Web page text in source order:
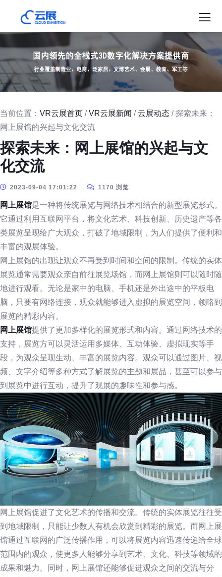
当前位置： VR云展首页 /VR云展新闻 /云展动态 / 探索未来：
网上展馆的兴起与文化交流
探索未来：网上展馆的兴起与文
化交流
2023-09-04 17:01:22 1170 浏览
网上展馆是一种将传统展览与网络技术相结合的新型展览形式。
它通过利用互联网平台，将文化艺术、科技创新、历史遗产等各
类展览呈现给广大观众，打破了地域限制，为人们提供了便利和
丰富的观展体验。
网上展馆的出现让观众不再受到时间和空间的限制。传统的实体
展览通常需要观众亲自前往展览场馆，而网上展馆则可以随时随
地进行观看。无论是家中的电脑、手机还是外出途中的平板电
脑，只要有网络连接，观众就能够进入虚拟的展览空间，领略到
展览的精彩内容。
网上展馆提供了更加多样化的展览形式和内容。通过网络技术的
支持，展览方可以灵活运用多媒体、互动体验、虚拟现实等手
段，为观众呈现生动、丰富的展览内容。观众可以通过图片、视
频、文字介绍等多种方式了解展览的主题和展品，甚至可以参与
到展览中进行互动，提升了观展的趣味性和参与感。
网上展馆促进了文化艺术的传播和交流。传统的实体展览往往受
到地域限制，只能让少数人有机会欣赏到精彩的展览。而网上展
馆通过互联网的广泛传播作用，可以将展览内容迅速传递给全球
范围内的观众，使更多人能够分享到艺术、文化、科技等领域的
成果和魅力。同时，网上展馆还能够促进观众之间的交流与分